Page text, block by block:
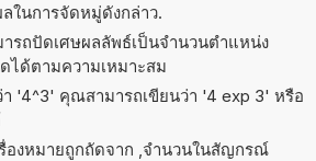
ในการจัดหมู่ดังกล่าว.
ารถปัดเศษผลลัพธ์เป็นจำนวนตำแหน่ง
ด้ตามความเหมาะสม
'4^3' คุณสามารถเขียนว่า '4 exp 3' หรือ
องหมายถูกถัดจาก ,จำนวนในสัญกรณ์